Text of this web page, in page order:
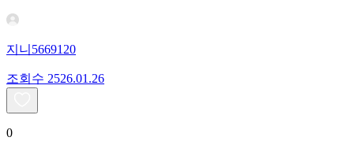
지니5669120
조회수 2526.01.26
0